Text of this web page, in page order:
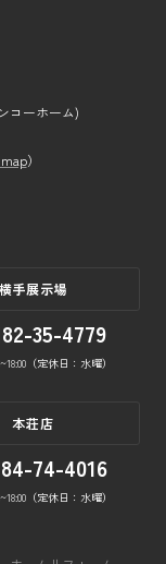
コーホーム)
）
横手展示場
35-4779
（定休日：水曜）
本荘店
74-4016
（定休日：水曜）